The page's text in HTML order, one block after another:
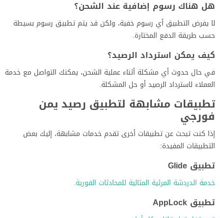
هل هناك رسوم إضافية عند الشحن؟
لا يفرض التطبيق أي رسوم خفية، ولكن قد يتم تطبيق رسوم بسيطة
حسب طريقة الدفع المختارة.
كيف يمكن استرداد الرصيد؟
في حال حدوث أي مشكلة أثناء عملية الشحن، يمكنك التواصل مع خدمة
العملاء لاسترداد الرصيد أو حل المشكلة.
تطبيقات مشابهة لتطبيق رصيد يمن
فورجي
إذا كنت تبحث عن تطبيقات أخرى تقدم خدمات مشابهة، إليك بعض
التطبيقات المفيدة:
تطبيق Glide
خدمة الدردشة المرئية المثالية للمحادثات الفورية.
تطبيق AppLock